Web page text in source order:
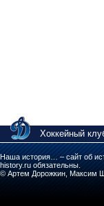
Хоккейный
Наша история… – сайт об
history.ru обязательны.
© Артем Дорожкин, Максим